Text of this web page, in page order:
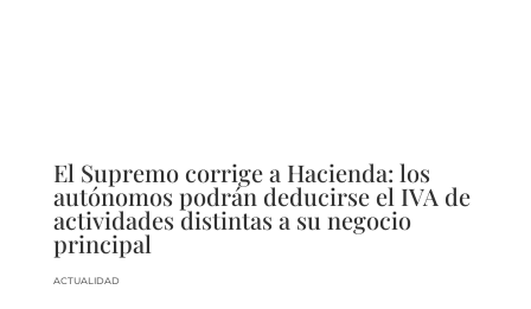
El Supremo corrige a Hacienda: los
autónomos podrán deducirse el IVA de
actividades distintas a su negocio
principal
ACTUALIDAD